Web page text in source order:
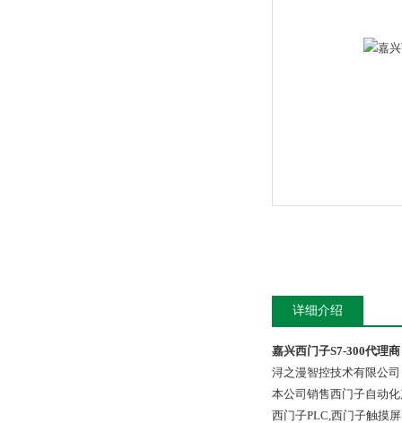
详细介绍
嘉兴西门子S7-300代理商
浔之漫智控技术有限公
本公司销售西门子自动
西门子PLC,西门子触摸